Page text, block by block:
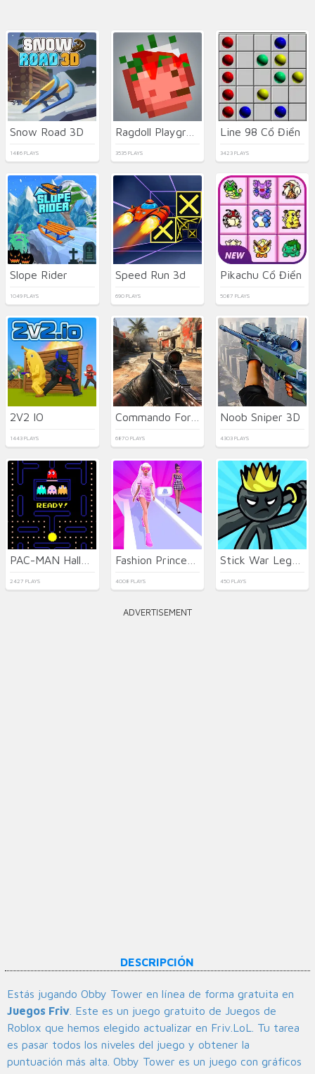
Snow Road 3D
1486 PLAYS
Ragdoll Playground
3535 PLAYS
Line 98 Cổ Điển
3423 PLAYS
Slope Rider
1049 PLAYS
Speed Run 3d
690 PLAYS
Pikachu Cổ Điển
5087 PLAYS
2V2 IO
1443 PLAYS
Commando Force 2
6870 PLAYS
Noob Sniper 3D
4303 PLAYS
2427 PLAYS 4008 PLAYS 450 PLAYS
ADVERTISEMENT
DESCRIPCIÓN
Estás jugando Obby Tower en línea de forma gratuita en
Juegos Friv . Este es un juego gratuito de Juegos de
Roblox que hemos elegido actualizar en Friv.LoL. Tu tarea
es pasar todos los niveles del juego y obtener la
puntuación más alta. Obby Tower es un juego con gráficos